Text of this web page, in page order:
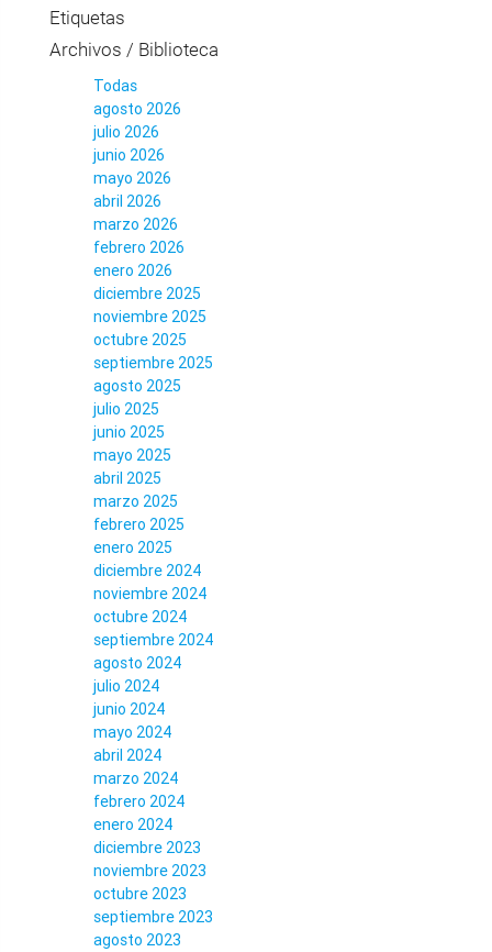
Etiquetas
Archivos / Biblioteca
Todas
agosto 2026
julio 2026
junio 2026
mayo 2026
abril 2026
marzo 2026
febrero 2026
enero 2026
diciembre 2025
noviembre 2025
octubre 2025
septiembre 2025
agosto 2025
julio 2025
junio 2025
mayo 2025
abril 2025
marzo 2025
febrero 2025
enero 2025
diciembre 2024
noviembre 2024
octubre 2024
septiembre 2024
agosto 2024
julio 2024
junio 2024
mayo 2024
abril 2024
marzo 2024
febrero 2024
enero 2024
diciembre 2023
noviembre 2023
octubre 2023
septiembre 2023
agosto 2023